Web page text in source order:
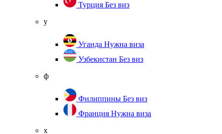
Турция Без виз
у
Уганда Нужна виза
Узбекистан Без виз
ф
Филиппины Без виз
Франция Нужна виза
х